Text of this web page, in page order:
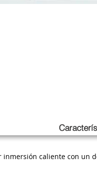
inmersión caliente con